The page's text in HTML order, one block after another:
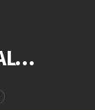
REGIONALFORVALTNING.no - Brukerstøtteportal